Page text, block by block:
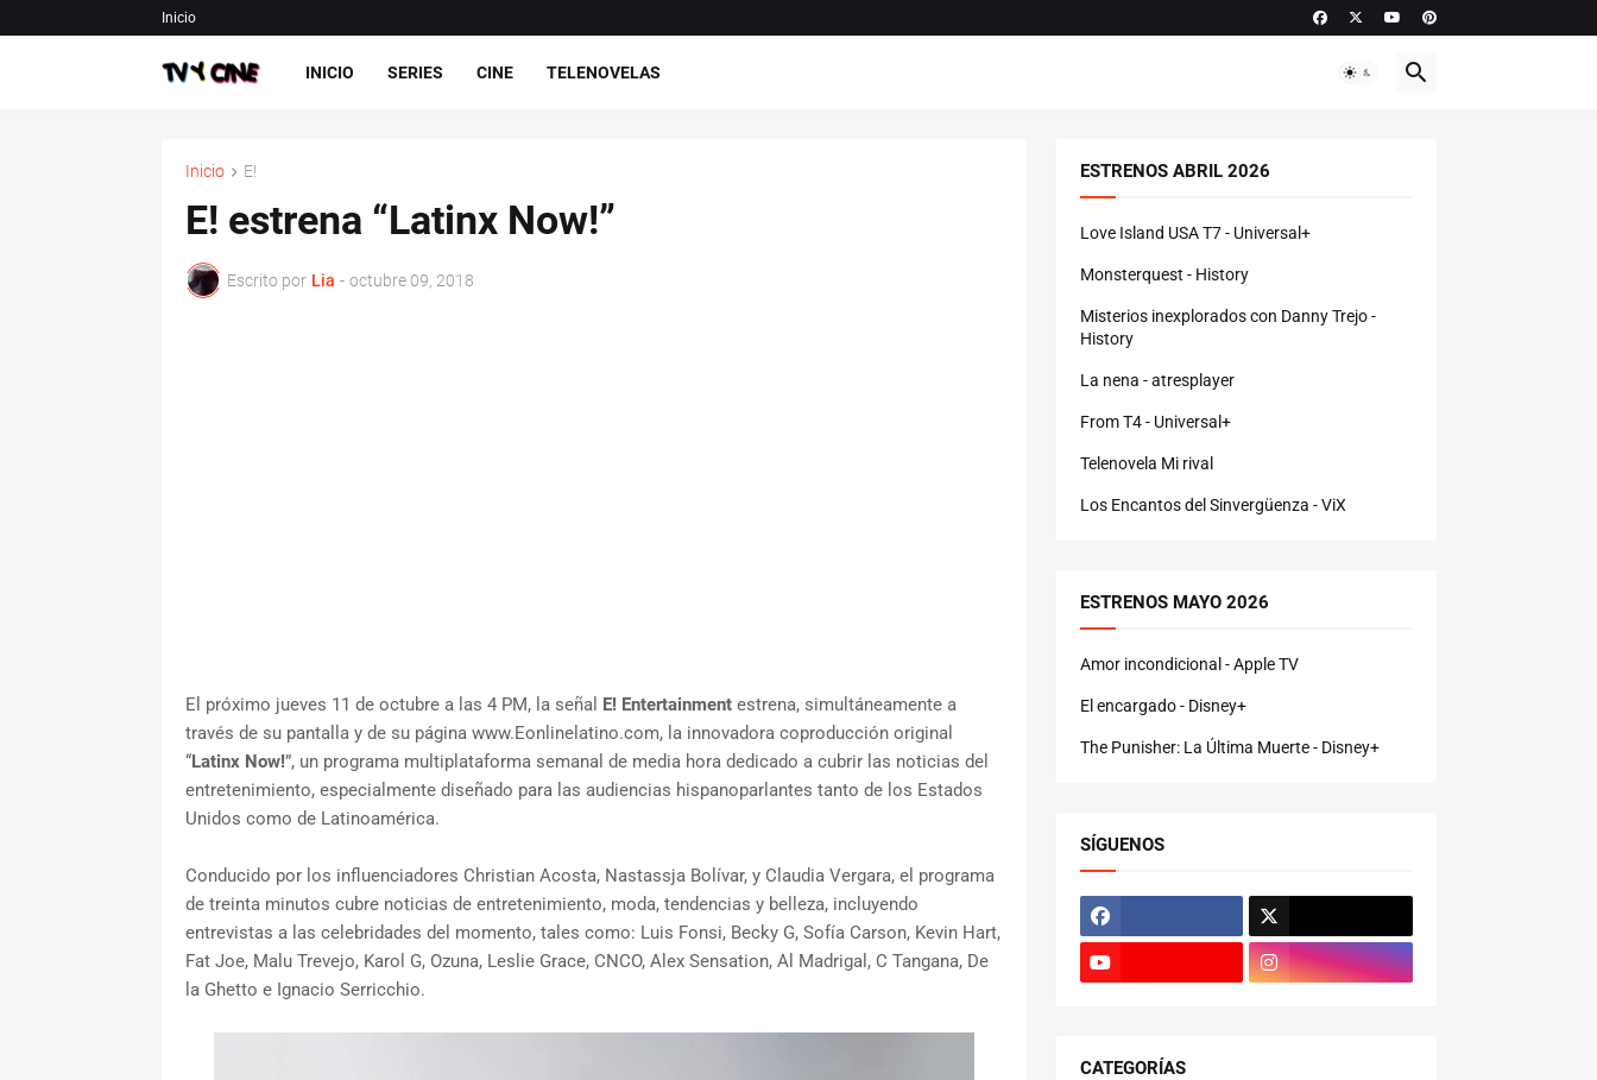
Inicio
INICIO SERIES CINE TELENOVELAS
Inicio E!
E! estrena “Latinx Now!”
Escrito por Lia - octubre 09, 2018
El próximo jueves 11 de octubre a las 4 PM, la señal E! Entertainmentestrena, simultáneamente a
través de su pantalla y de su página www.Eonlinelatino.com, la innovadora coproducción original
“Latinx Now!”, un programa multiplataforma semanal de media hora dedicado a cubrir las noticias del
entretenimiento, especialmente diseñado para las audiencias hispanoparlantes tanto de los Estados
Unidos como de Latinoamérica.
Conducido por los influenciadores Christian Acosta, Nastassja Bolívar, y Claudia Vergara, el programa
de treinta minutos cubre noticias de entretenimiento, moda, tendencias y belleza, incluyendo
entrevistas a las celebridades del momento, tales como: Luis Fonsi, Becky G, Sofía Carson, Kevin Hart,
Fat Joe, Malu Trevejo, Karol G, Ozuna, Leslie Grace, CNCO, Alex Sensation, Al Madrigal, C Tangana, De
la Ghetto e Ignacio Serricchio.
ESTRENOS ABRIL 2026
Love Island USA T7 - Universal+
Monsterquest - History
Misterios inexplorados con Danny Trejo -
History
La nena - atresplayer
From T4 - Universal+
Telenovela Mi rival
Los Encantos del Sinvergüenza - ViX
ESTRENOS MAYO 2026
Amor incondicional - Apple TV
El encargado - Disney+
The Punisher: La Última Muerte - Disney+
SÍGUENOS
CATEGORÍAS